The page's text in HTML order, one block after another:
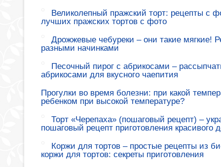
Великолепный пражский торт: рецепты с
лучших пражских тортов с фото
Дрожжевые чебуреки – они такие мягкие!
разными начинками
Песочный пирог с абрикосами –
абрикосами для вкусного чаепития
Прогулки во время болезни: при какой
ребенком при высокой температуре?
Торт «Черепаха» (пошаговый рецепт) –
пошаговый рецепт приготовления красивого
Коржи для тортов – простые рецепты из
коржи для тортов: секреты приготовления